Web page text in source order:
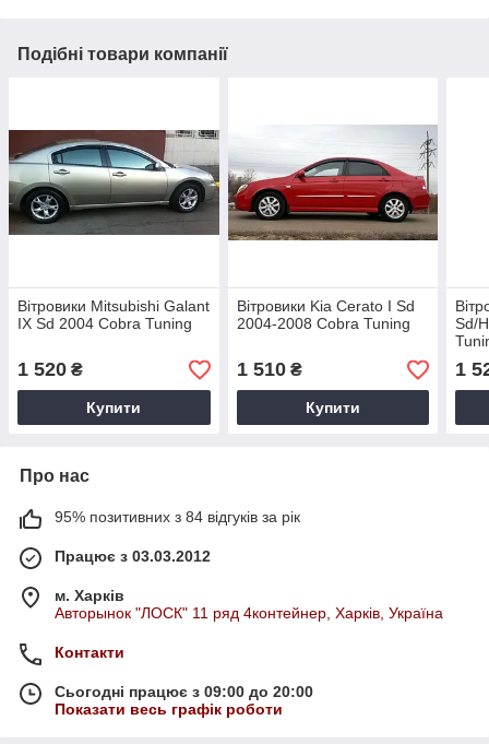
Подібні товари компанії
Вітровики Mitsubishi Galant
IX Sd 2004 Cobra Tuning
1 520 ₴
Купити
Вітровики Kia Cerato I Sd
2004-2008 Cobra Tuning
1 510₴
Купити
Sd/
1
Про нас
95% позитивних з 84 відгуків за рік
Працює з 03.03.2012
м. Харків
Авторынок "ЛОСК" 11 ряд 4контейнер, Харків, Україна
Контакти
Сьогодні працює з 09:00 до 20:00
Показати весь графік роботи